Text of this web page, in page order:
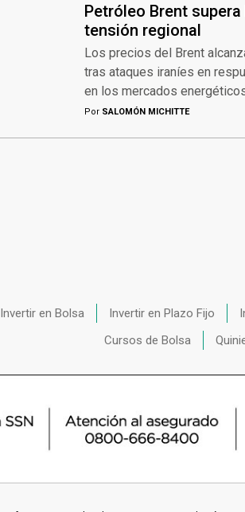
Petróleo Brent
tensión regional
Los precios del Brent
tras ataques iraníes en
en los mercados
PorSALOMÓN MICHITTE
Invertir en Bolsa Invertir en Plazo Fijo
Cursos de Bolsa